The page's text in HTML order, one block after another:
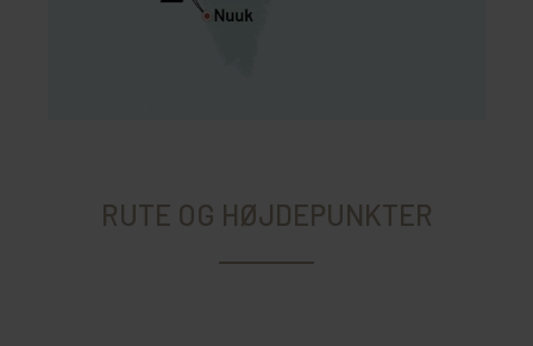
RUTE OG HØJDEPUNKTER